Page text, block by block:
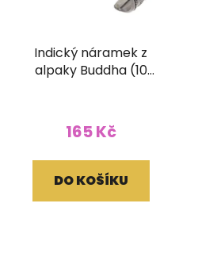
Indický náramek z
alpaky Buddha (10
165 Kč
DO KOŠÍKU